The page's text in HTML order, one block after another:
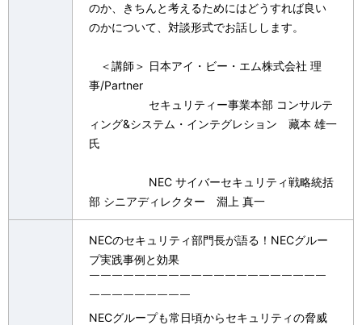
のか、きちんと考えるためにはどうすれば良い
のかについて、対談形式でお話しします。
＜講師＞ 日本アイ・ビー・エム株式会社 理
事/Partner
セキュリティー事業本部 コンサルテ
ィング&システム・インテグレション 藏本 雄一
氏
NEC サイバーセキュリティ戦略統括
部 シニアディレクター 淵上 真一
NECのセキュリティ部門長が語る！NECグルー
プ実践事例と効果
￣￣￣￣￣￣￣￣￣￣￣￣￣￣￣￣￣￣￣￣￣
￣￣￣￣￣￣￣￣￣
NECグループも常日頃からセキュリティの脅威